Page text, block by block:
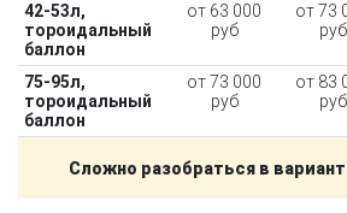
42-53л,
тороидальный
баллон
от 63 000
руб
от 73
руб
75-95л,
тороидальный
баллон
от 73 000
руб
от 83
руб
Сложно разобраться в